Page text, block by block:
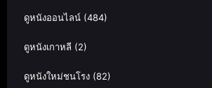
ดูหนังออนไลน์ (484)
ดูหนังเกาหลี (2)
ดูหนังใหม่ชนโรง (82)